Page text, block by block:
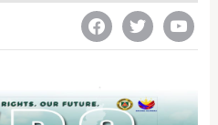
facebooktwitter youtube